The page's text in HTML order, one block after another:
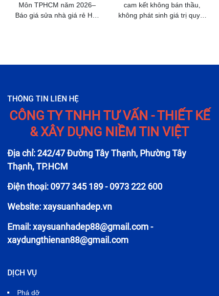
Môn TPHCM năm 2026–
Báo giá sửa nhà giá rẻ Hóc
cam kết không bán thầu,
không phát sinh giá trị quyết
THÔNG TIN LIÊN HỆ
CÔNG TY TNHH TƯ VẤN - THIẾT KẾ
& XÂY DỰNG NIỀM TIN VIỆT
Địa chỉ: 242/47 Đường Tây Thạnh, Phường Tây
Thạnh, TP.HCM
Điện thoại: 0977 345 189 - 0973 222 600
Website: xaysuanhadep.vn
Email:xaysuanhadep88@gmail.com-
xaydungthienan88@gmail.com
DỊCH VỤ
Phá dỡ